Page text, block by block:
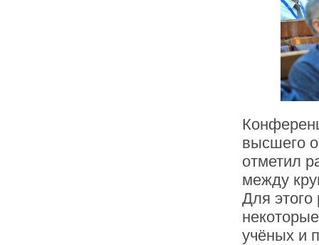
высшего
отметил
между
Для
учёных и